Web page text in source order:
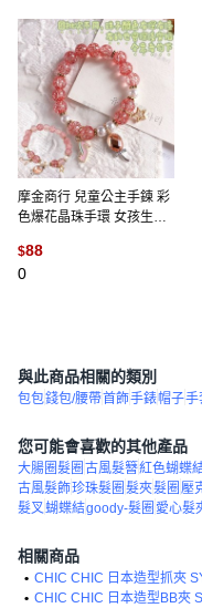
摩金商行 兒童公主手鍊 彩
色爆花晶珠手環 女孩生日
$88
0
與此商品相關的類別
包包錢包/腰帶首飾手錶帽子手
您可能會喜歡的其他產品
大腸圈髮圈 古風髮簪紅色蝴蝶
古風髮飾珍珠髮圈 髮夾髮圈 壓
髮叉蝴蝶結goody-髮圈 愛心髮
相關商品
• CHIC CHIC 日本造型抓夾
• CHIC CHIC 日本造型BB夾